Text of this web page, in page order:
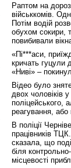
Раптом на
військкомів.
Потім водій
обухом сокири,
повибивали
«Пі***аси,
кричать гуцули
«Ниві» –
Відео було
двох чоловіків
поліцейського,
реагування, або
В поліції
працівників
сказала, що
біля
місцевості